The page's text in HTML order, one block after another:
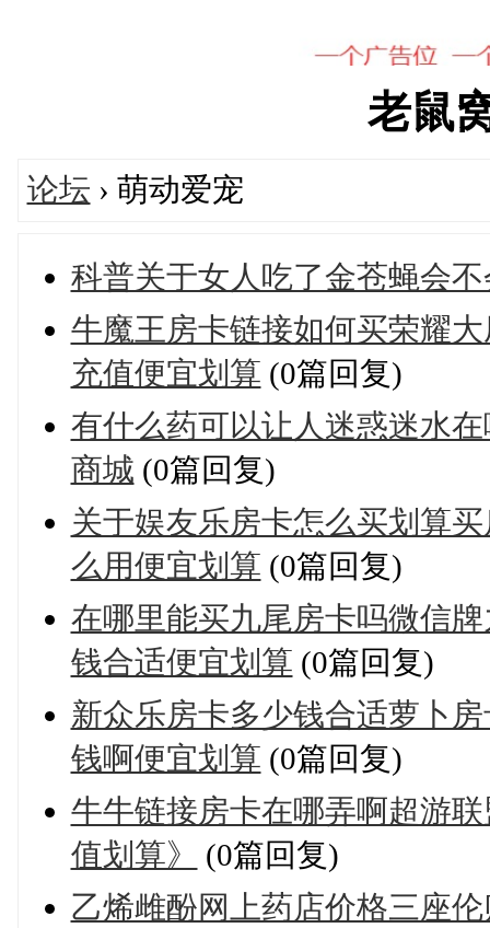
老鼠
论坛 › 萌动爱宠
科普关于女人吃了金苍蝇会
牛魔王房卡链接如何买荣耀
充值便宜划算 (0篇回复)
有什么药可以让人迷惑迷水
商城 (0篇回复)
关于娱友乐房卡怎么买划算
么用便宜划算 (0篇回复)
在哪里能买九尾房卡吗微信
钱合适便宜划算 (0篇回复)
新众乐房卡多少钱合适萝卜
钱啊便宜划算 (0篇回复)
牛牛链接房卡在哪弄啊超游
值划算》
(0篇回复)
乙烯雌酚网上药店价格三座